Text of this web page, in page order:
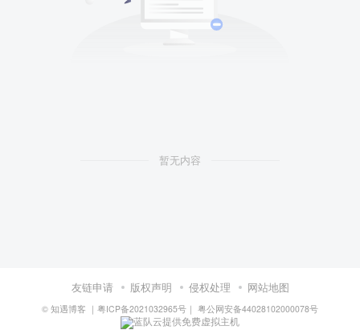
暂无内容
友链申请 版权声明 侵权处理 网站地图
© 知遇博客 ｜ 粤ICP备2021032965号 ｜ 粤公网安备44028102000078号
蓝队云提供免费虚拟主机